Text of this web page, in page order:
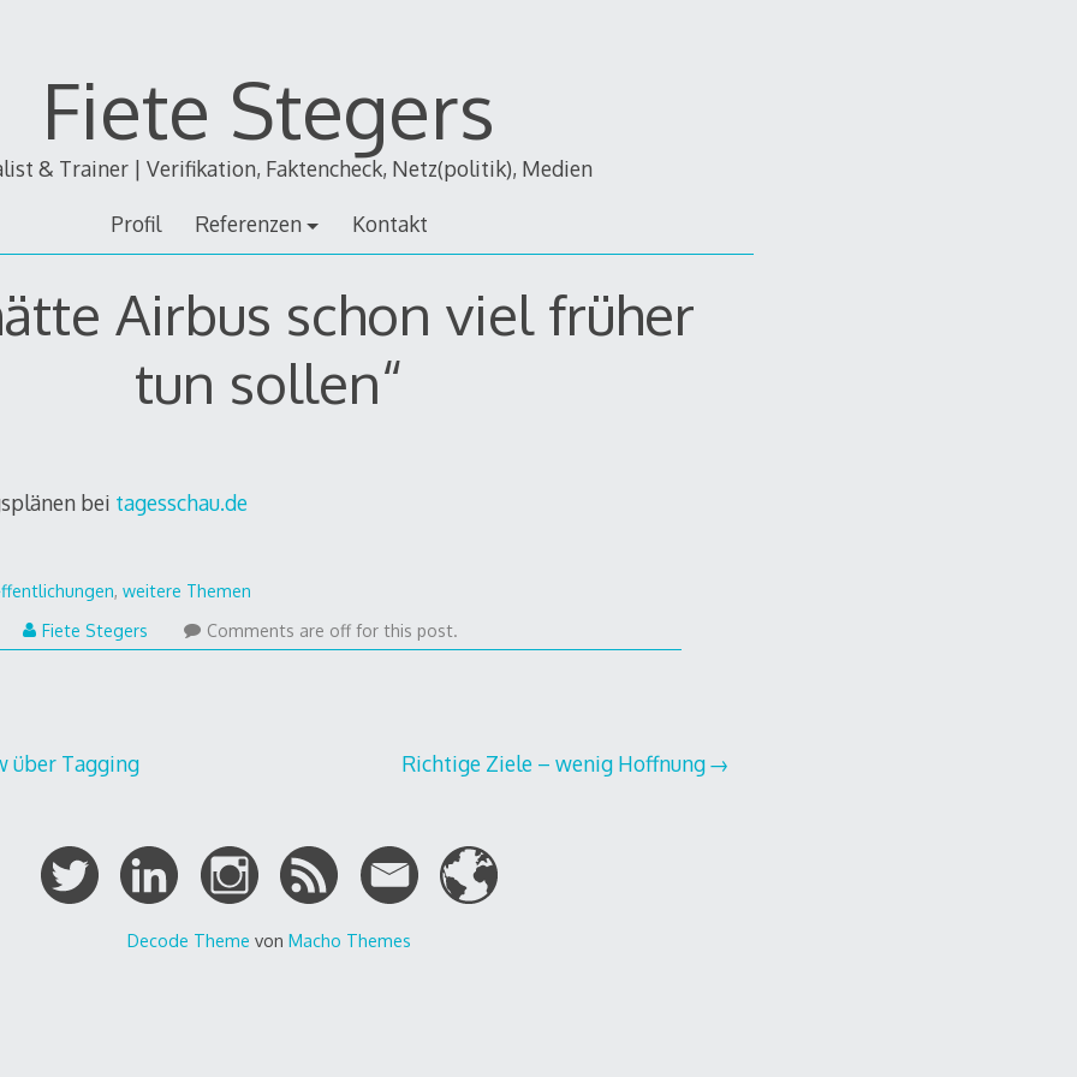
Fiete Stegers
& Trainer | Verifikation, Faktencheck, Netz(politik), Medien
Profil Referenzen Kontakt
Airbus schon viel früher
tun sollen“
bei tagesschau.de
,weitere Themen
Fiete Stegers Comments are off for this post.
über Tagging Richtige Ziele – wenig Hoffnung
Decode Theme von Macho Themes